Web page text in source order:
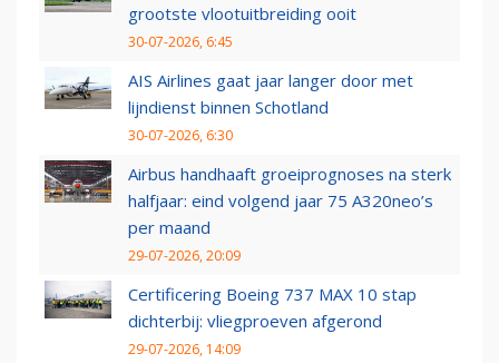
grootste vlootuitbreiding ooit
30-07-2026, 6:45
AIS Airlines gaat jaar langer door met
lijndienst binnen Schotland
30-07-2026, 6:30
Airbus handhaaft groeiprognoses na sterk
halfjaar: eind volgend jaar 75 A320neo’s
per maand
29-07-2026, 20:09
Certificering Boeing 737 MAX 10 stap
dichterbij: vliegproeven afgerond
29-07-2026, 14:09